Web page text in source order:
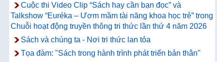
Cuộc thi Video Clip “Sách hay cần bạn đọc” và
Talkshow “Euréka – Ươm mầm tài năng khoa học trẻ” trong
Chuỗi hoạt động truyền thông tri thức lần thứ 4 năm 2026
Sách và chúng ta - Nơi tri thức lan tỏa
Tọa đàm: "Sách trong hành trình phát triển bản thân"